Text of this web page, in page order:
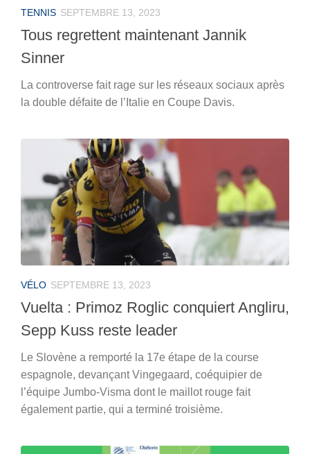
TENNIS SEPTEMBRE 13, 2023
Tous regrettent maintenant Jannik
Sinner
La controverse fait rage sur les réseaux sociaux après
la double défaite de l’Italie en Coupe Davis.
VÉLO SEPTEMBRE 13, 2023
Vuelta : Primoz Roglic conquiert Angliru,
Sepp Kuss reste leader
Le Slovène a remporté la 17e étape de la course
espagnole, devançant Vingegaard, coéquipier de
l’équipe Jumbo-Visma dont le maillot rouge fait
également partie, qui a terminé troisième.